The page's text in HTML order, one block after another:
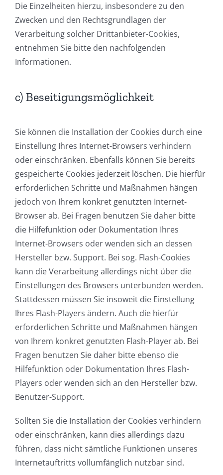
Die Einzelheiten hierzu, insbesondere zu den
Zwecken und den Rechtsgrundlagen der
Verarbeitung solcher Drittanbieter-Cookies,
entnehmen Sie bitte den nachfolgenden
Informationen.
c) Beseitigungsmöglichkeit
Sie können die Installation der Cookies durch eine
Einstellung Ihres Internet-Browsers verhindern
oder einschränken. Ebenfalls können Sie bereits
gespeicherte Cookies jederzeit löschen. Die hierfür
erforderlichen Schritte und Maßnahmen hängen
jedoch von Ihrem konkret genutzten Internet-
Browser ab. Bei Fragen benutzen Sie daher bitte
die Hilfefunktion oder Dokumentation Ihres
Internet-Browsers oder wenden sich an dessen
Hersteller bzw. Support. Bei sog. Flash-Cookies
kann die Verarbeitung allerdings nicht über die
Einstellungen des Browsers unterbunden werden.
Stattdessen müssen Sie insoweit die Einstellung
Ihres Flash-Players ändern. Auch die hierfür
erforderlichen Schritte und Maßnahmen hängen
von Ihrem konkret genutzten Flash-Player ab. Bei
Fragen benutzen Sie daher bitte ebenso die
Hilfefunktion oder Dokumentation Ihres Flash-
Players oder wenden sich an den Hersteller bzw.
Benutzer-Support.
Sollten Sie die Installation der Cookies verhindern
oder einschränken, kann dies allerdings dazu
führen, dass nicht sämtliche Funktionen unseres
Internetauftritts vollumfänglich nutzbar sind.